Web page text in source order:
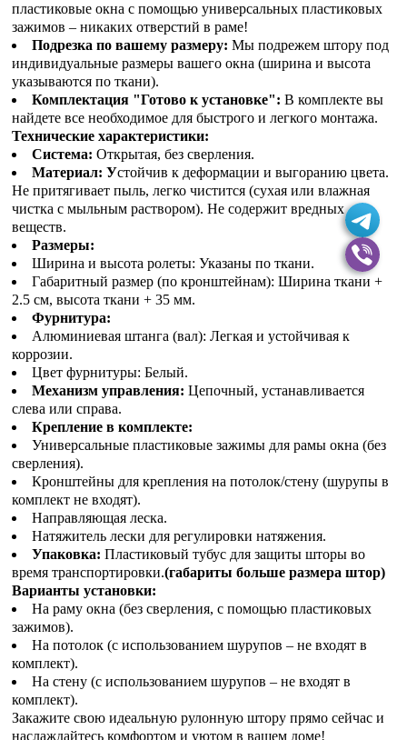
пластиковые окна с помощью универсальных пластиковых
зажимов – никаких отверстий в раме!
Подрезка по вашему размеру: Мы подрежем штору под
индивидуальные размеры вашего окна (ширина и высота
указываются по ткани).
Комплектация "Готово к установке": В комплекте вы
найдете все необходимое для быстрого и легкого монтажа.
Технические характеристики:
Система: Открытая, без сверления.
Материал: Устойчив к деформации и выгоранию цвета.
Не притягивает пыль, легко чистится (сухая или влажная
чистка с мыльным раствором). Не содержит вредных
веществ.
Размеры:
Ширина и высота ролеты: Указаны по ткани.
Габаритный размер (по кронштейнам): Ширина ткани +
2.5 см, высота ткани + 35 мм.
Фурнитура:
Алюминиевая штанга (вал): Легкая и устойчивая к
коррозии.
Цвет фурнитуры: Белый.
Механизм управления: Цепочный, устанавливается
слева или справа.
Крепление в комплекте:
Универсальные пластиковые зажимы для рамы окна (без
сверления).
Кронштейны для крепления на потолок/стену (шурупы в
комплект не входят).
Направляющая леска.
Натяжитель лески для регулировки натяжения.
Упаковка: Пластиковый тубус для защиты шторы во
время транспортировки.(габариты больше размера штор)
Варианты установки:
На раму окна (без сверления, с помощью пластиковых
зажимов).
На потолок (с использованием шурупов – не входят в
комплект).
На стену (с использованием шурупов – не входят в
комплект).
Закажите свою идеальную рулонную штору прямо сейчас и
наслаждайтесь комфортом и уютом в вашем доме!